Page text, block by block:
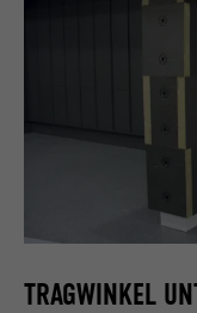
TRAGWINKEL